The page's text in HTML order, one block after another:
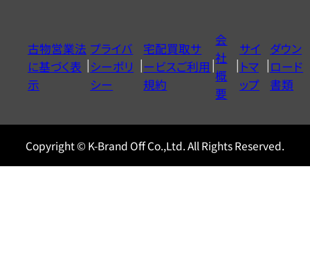
ヤ
ル
0120604117
古物営業法
に基づく表
示
プライバ
シーポリ
シー
宅配買取サ
ービスご利用
規約
会
社
概
要
サイ
トマ
ップ
ダウン
ロード
書類
Copyright © K-Brand Off Co.,Ltd. All Rights Reserved.